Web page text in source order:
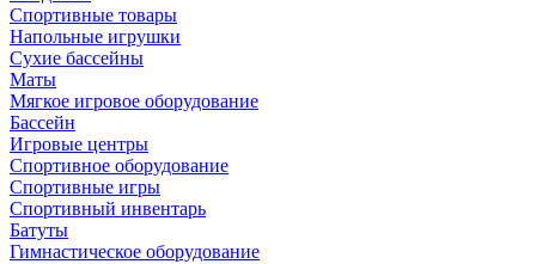
Спортивные товары
Напольные игрушки
Сухие бассейны
Маты
Мягкое игровое оборудование
Бассейн
Игровые центры
Спортивное оборудование
Спортивные игры
Спортивный инвентарь
Батуты
Гимнастическое оборудование